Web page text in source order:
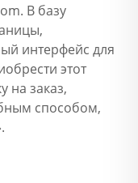
В базу
интерфейс для
этот
на заказ,
способом,